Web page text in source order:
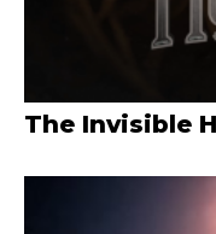
The Invisible